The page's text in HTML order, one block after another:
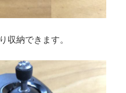
収納できます。